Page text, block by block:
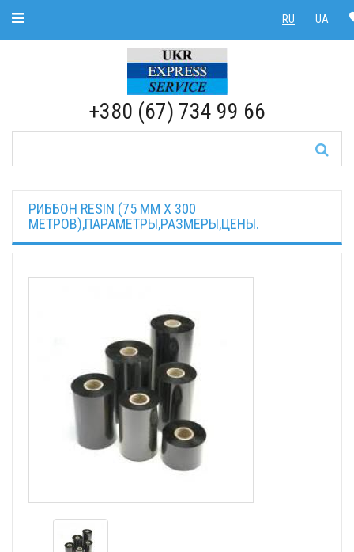
Toggle Navigation UA
RU UA
RU
+380 (67) 734 99 66
РИББОН RESIN (75 ММ X 300
МЕТРОВ),ПАРАМЕТРЫ,РАЗМЕРЫ,ЦЕНЫ.